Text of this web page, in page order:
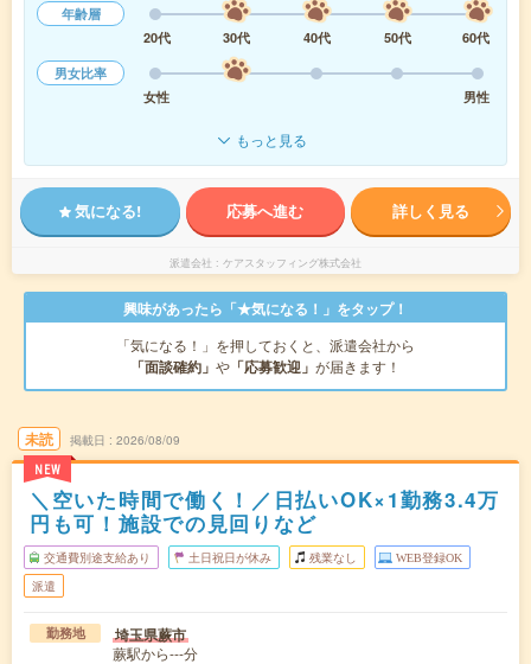
年齢層
20代
30代 40代 50代
60代
男女比率
女性
男性
もっと見る
気になる! 応募へ進む 詳しく見る
派遣会社 ケアスタッフィング株式会社
興味があったら「★気になる！」をタップ！
「気になる！」を押しておくと、派遣会社から
「面談確約」 や 「応募歓迎」 が届きます！
未読
NEW
掲載日 2026/08/09
＼空いた時間で働く！／日払いOK×1勤務3.4万
円も可！施設での見回りなど
交通費別途支給あり 土日祝日が休み 残業なし WEB登録OK
派遣
勤務地 埼玉県蕨市
蕨駅から---分